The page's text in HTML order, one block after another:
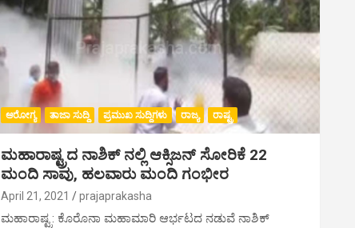
ಆರೋಗ್ಯ ತಾಜಾ ಸುದ್ದಿ ಪ್ರಮುಖ ಸುದ್ದಿಗಳು ರಾಜ್ಯ ರಾಷ್ಟ್ರ
ಮಹಾರಾಷ್ಟ್ರದ ನಾಶಿಕ್ ನಲ್ಲಿ ಆಕ್ಸಿಜನ್ ಸೋರಿಕೆ 22
ಮಂದಿ ಸಾವು, ಹಲವಾರು ಮಂದಿ ಗಂಭೀರ
April 21, 2021 prajaprakasha
ಮಹಾರಾಷ್ಟ್ರ: ಕೊರೊನಾ ಮಹಾಮಾರಿ ಆರ್ಭಟದ ನಡುವೆ ನಾಶಿಕ್​​​